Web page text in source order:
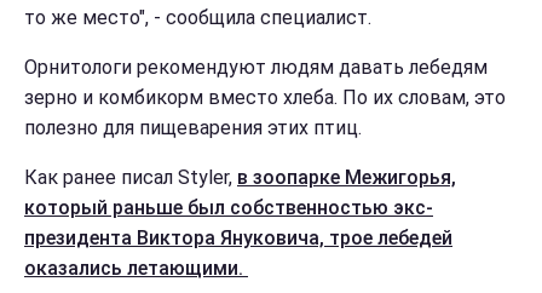
то же место", - сообщила специалист.
Орнитологи рекомендуют людям давать лебедям
зерно и комбикорм вместо хлеба. По их словам, это
полезно для пищеварения этих птиц.
Как ранее писал Styler, в зоопарке Межигорья,
который раньше был собственностью экс-
президента Виктора Януковича, трое лебедей
оказались летающими.